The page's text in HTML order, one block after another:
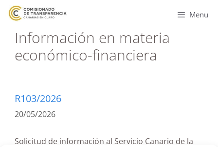
Menu
Información en materia
económico-financiera
R103/2026
20/05/2026
Solicitud de información al Servicio Canario de la